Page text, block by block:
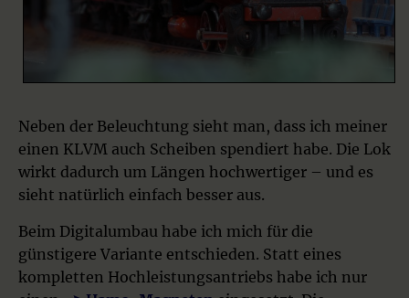
Neben der Beleuchtung sieht man, dass ich meiner
einen KLVM auch Scheiben spendiert habe. Die Lok
wirkt dadurch um Längen hochwertiger – und es
sieht natürlich einfach besser aus.
Beim Digitalumbau habe ich mich für die
günstigere Variante entschieden. Statt eines
kompletten Hochleistungsantriebs habe ich nur